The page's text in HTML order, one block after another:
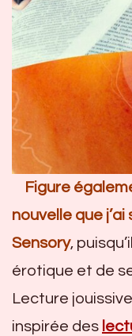
Figure
nouvelle que
Sensory,
érotique et de
Lecture
inspirée des